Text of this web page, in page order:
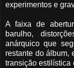
experimentos e
A faixa de
barulho,
anárquico que
restante do álbum,
transição estilística